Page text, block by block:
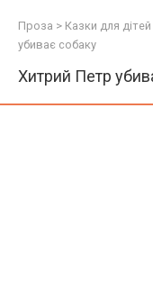
Проза > Казки для дітей
убиває собаку
Хитрий Петр